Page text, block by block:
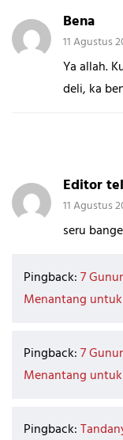
Bena
11 Agustus
Ya allah.
deli, ka
Editor
11 Agustus
seru
Pingback:7
Menantang
Pingback:7
Menantang
Pingback: